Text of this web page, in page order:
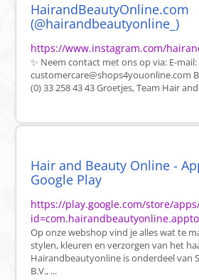
HairandBeautyOnline.com
(@hairandbeautyonline_)
https://www.instagram.com/
✨ Neem contact met ons op via: E-mail:
customercare@shops4youonline.com
(0) 33 258 43 43 Groetjes, Team Hair and
Hair and Beauty Online -
Google Play
https://play.google.com/store/
Op onze webshop vind je alles wat te
stylen, kleuren en verzorgen van het
Hairandbeautyonline is onderdeel van
B.V., ...